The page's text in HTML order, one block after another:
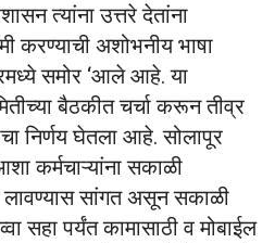
त्यांना उत्तरे देतांना
करण्याची अशोभनीय भाषा
समोर ‘आले आहे. या
बैठकीत चर्चा करून तीव्र
निर्णय घेतला आहे. सोलापूर
कर्मचाऱ्यांना सकाळी
लावण्यास सांगत असून सकाळी
सहा पर्यंत कामासाठी व मोबाईल